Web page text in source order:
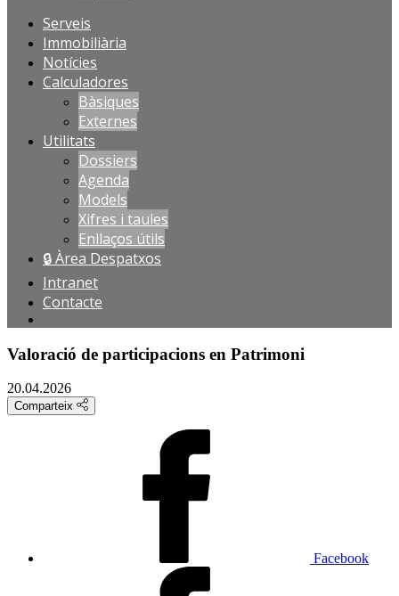
Serveis
Immobiliària
Notícies
Calculadores
Bàsiques
Externes
Utilitats
Dossiers
Agenda
Models
Xifres i taules
Enllaços útils
🔒 Àrea Despatxos
Intranet
Contacte
Valoració de participacions en Patrimoni
20.04.2026
Comparteix
Facebook